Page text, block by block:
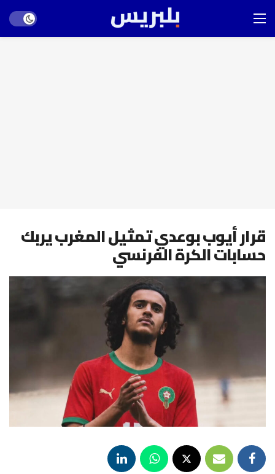
mode
قرار أيوب بوعدي تمثيل المغرب يربك
حسابات الكرة الفرنسي